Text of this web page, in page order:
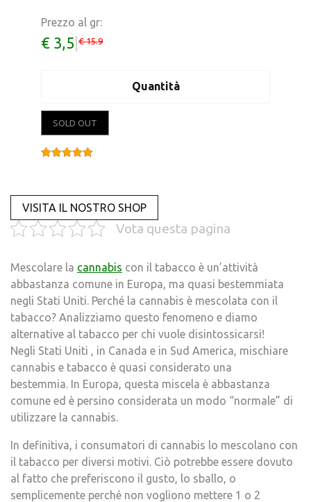
Prezzo al gr:
€ 3,5 € 15.9
Quantità
SOLD OUT
VISITA IL NOSTRO SHOP
Vota questa pagina
Mescolare la cannabis con il tabacco è un’attività
abbastanza comune in Europa, ma quasi bestemmiata
negli Stati Uniti. Perché la cannabis è mescolata con il
tabacco? Analizziamo questo fenomeno e diamo
alternative al tabacco per chi vuole disintossicarsi!
Negli Stati Uniti , in Canada e in Sud America, mischiare
cannabis e tabacco è quasi considerato una
bestemmia. In Europa, questa miscela è abbastanza
comune ed è persino considerata un modo “normale” di
utilizzare la cannabis.
In definitiva, i consumatori di cannabis lo mescolano con
il tabacco per diversi motivi. Ciò potrebbe essere dovuto
al fatto che preferiscono il gusto, lo sballo, o
semplicemente perché non vogliono mettere 1 o 2